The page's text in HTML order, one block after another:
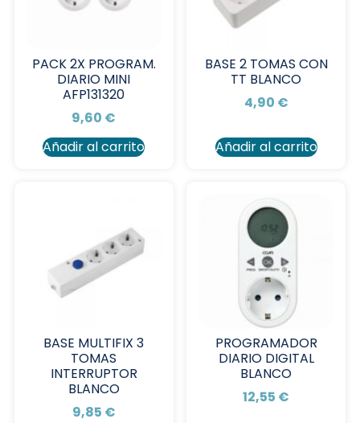
PACK 2X PROGRAM.
DIARIO MINI
AFP131320
9,60 €
Añadir al carrito
BASE 2 TOMAS CON
TT BLANCO
4,90 €
Añadir al carrito
BASE MULTIFIX 3
TOMAS
INTERRUPTOR
BLANCO
9,85 €
PROGRAMADOR
DIARIO DIGITAL
BLANCO
12,55 €